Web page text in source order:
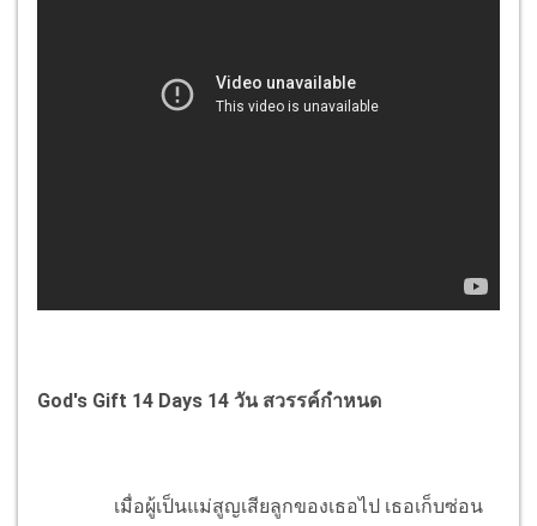
God's Gift 14 Days 14 วัน สวรรค์กำหนด
เมื่อผู้เป็นแม่สูญเสียลูกของเธอไป เธอเก็บซ่อน